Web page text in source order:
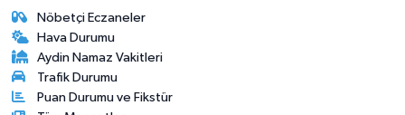
Nöbetçi Eczaneler
Hava Durumu
Aydin Namaz Vakitleri
Trafik Durumu
Puan Durumu ve Fikstür